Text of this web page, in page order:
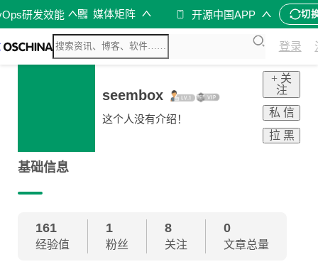
研发效能 媒体矩阵 开源中国APP 切
登录
seembox
这个人没有介绍！
+ 关
注
私 信
拉 黑
基础信息
161
经验值
1
粉丝
8
关注
0
文章总量